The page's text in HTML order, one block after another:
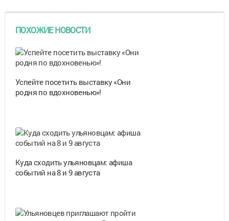
ПОХОЖИЕ НОВОСТИ
Успейте посетить выставку «Они
родня по вдохновенью»!
Куда сходить ульяновцам: афиша
событий на 8 и 9 августа